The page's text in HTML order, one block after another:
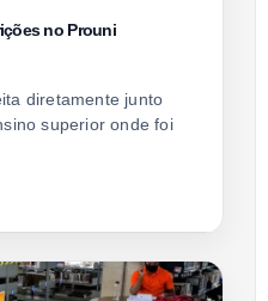
no Prouni
diretamente junto
superior onde foi